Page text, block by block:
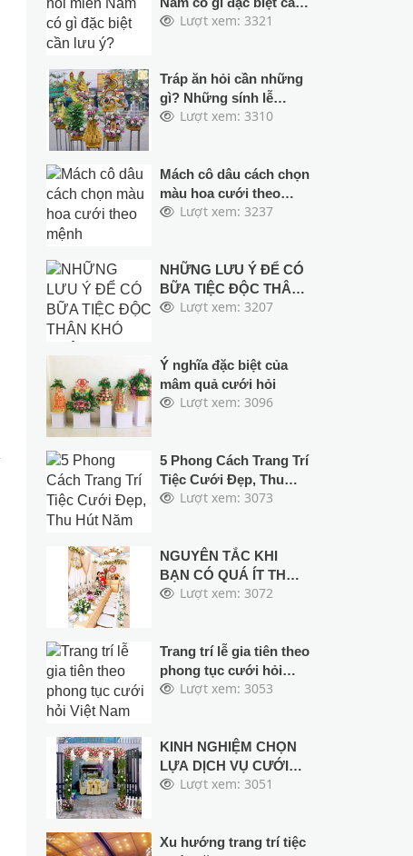
lưu ý?Lượt xem: 3321
Tráp ăn hỏi cần những
gì? Những sính lễ
không thể thiếu
Lượt xem: 3310
Mách cô dâu cách chọn
màu hoa cưới theo
mệnhLượt xem: 3237
NHỮNG LƯU Ý ĐỂ CÓ
BỮA TIỆC ĐỘC THÂN
KHÓ QUÊN
Lượt xem: 3207
Ý nghĩa đặc biệt của
mâm quả cưới hỏi
Lượt xem: 3096
5 Phong Cách Trang Trí
Tiệc Cưới Đẹp, Thu
Hút Năm 2024
Lượt xem: 3073
NGUYÊN TẮC KHI
BẠN CÓ QUÁ ÍT THỜI
GIAN ĐỂ TỔ CHỨC
Lượt xem: 3072
Trang trí lễ gia tiên theo
phong tục cưới hỏi
Việt Nam
Lượt xem: 3053
KINH NGHIỆM CHỌN
LỰA DỊCH VỤ CƯỚI
HỎI TRỌN GÓI
Lượt xem: 3051
Xu hướng trang trí tiệc